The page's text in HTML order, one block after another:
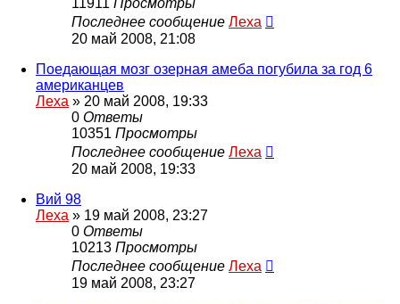
Последнее сообщение Леха
20 май 2008, 21:08
Поедающая мозг озерная амеба погубила за год 6
американцев
Леха » 20 май 2008, 19:33
0 Ответы
10351 Просмотры
Последнее сообщение Леха
20 май 2008, 19:33
Вий 98
Леха » 19 май 2008, 23:27
0 Ответы
10213 Просмотры
Последнее сообщение Леха
19 май 2008, 23:27